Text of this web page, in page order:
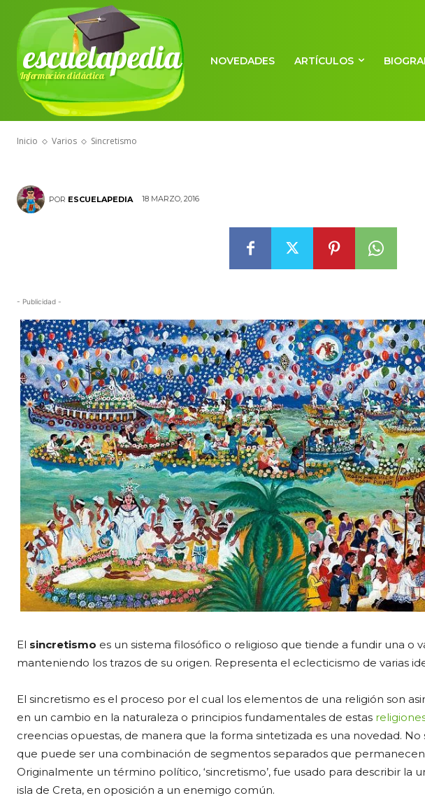
escuelapedia
Información didáctica
NOVEDADES ARTÍCULOS
Inicio Varios Sincretismo
VARIOS
Sincretismo
POR ESCUELAPEDIA 18 MARZO, 2016
- Publicidad -
El sincretismo es un sistema filosófico o religioso que tiende a fundir una o
manteniendo los trazos de su origen. Representa el eclecticismo de varias
El sincretismo es el proceso por el cual los elementos de una religión son
en un cambio en la naturaleza o principios fundamentales de estas
creencias opuestas, de manera que la forma sintetizada es una novedad.
que puede ser una combinación de segmentos separados que
Originalmente un término político, ‘sincretismo’, fue usado para describir la
isla de Creta, en oposición a un enemigo común.